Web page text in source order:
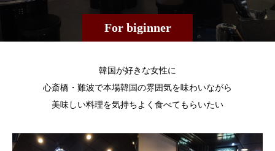
For biginner
韓国が好きな女性に
心斎橋・難波で本場韓国の雰囲気を味わいながら
美味しい料理を気持ちよく食べてもらいたい